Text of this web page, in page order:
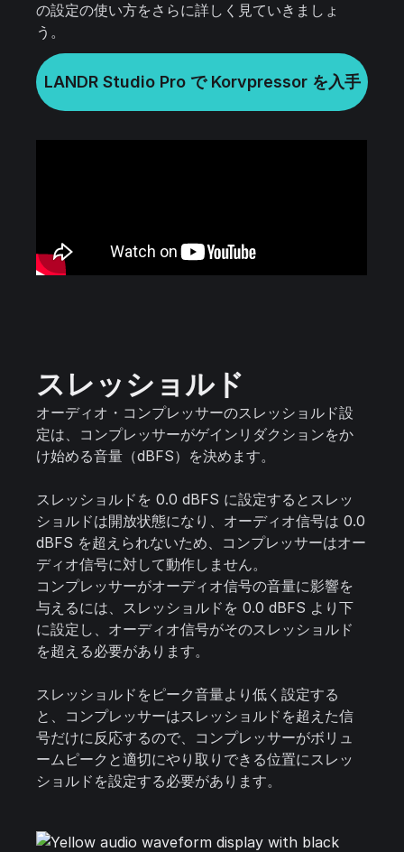
の設定の使い方をさらに詳しく見ていきましょ
う。
LANDR Studio Pro で Korvpressor を入手
スレッショルド
オーディオ・コンプレッサーのスレッショルド設
定は、コンプレッサーがゲインリダクションをか
け始める音量（dBFS）を決めます。
スレッショルドを 0.0 dBFS に設定するとスレッ
ショルドは開放状態になり、オーディオ信号は 0.0
dBFS を超えられないため、コンプレッサーはオー
ディオ信号に対して動作しません。
コンプレッサーがオーディオ信号の音量に影響を
与えるには、スレッショルドを 0.0 dBFS より下
に設定し、オーディオ信号がそのスレッショルド
を超える必要があります。
スレッショルドをピーク音量より低く設定する
と、コンプレッサーはスレッショルドを超えた信
号だけに反応するので、コンプレッサーがボリュ
ームピークと適切にやり取りできる位置にスレッ
ショルドを設定する必要があります。